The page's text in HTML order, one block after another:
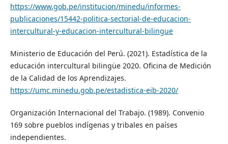
https://www.gob.pe/institucion/minedu/informes-
publicaciones/15442-politica-sectorial-de-educacion-
intercultural-y-educacion-intercultural-bilingue
Ministerio de Educación del Perú. (2021). Estadística de la
educación intercultural bilingüe 2020. Oficina de Medición
de la Calidad de los Aprendizajes.
https://umc.minedu.gob.pe/estadistica-eib-2020/
Organización Internacional del Trabajo. (1989). Convenio
169 sobre pueblos indígenas y tribales en países
independientes.